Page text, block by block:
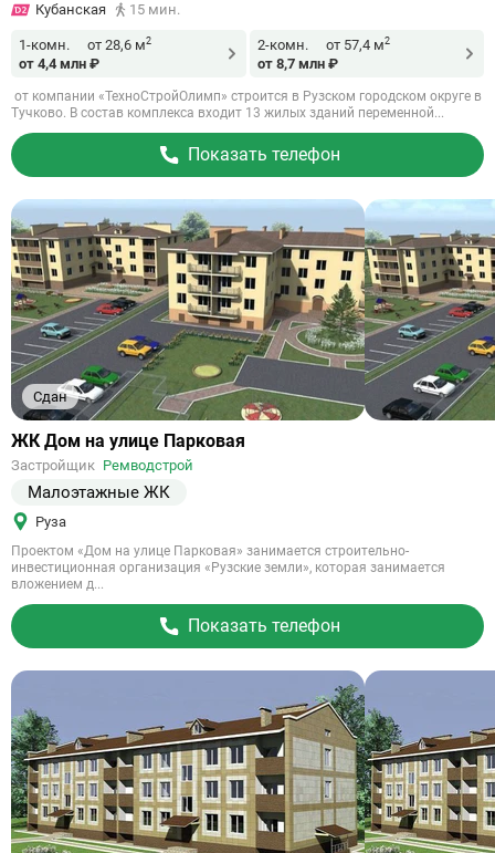
Кубанская
15 мин.
1-комн. от 28,6 м2
от 4,4 млн ₽
2-комн. от 57,4 м2
от 8,7 млн ₽
от компании «ТехноСтройОлимп» строится в Рузском городском округе в
Тучково. В состав комплекса входит 13 жилых зданий переменной...
Показать телефон
Сдан
Ссылка
объект
ЖК Дом на улице Парковая
Застройщик Ремводстрой
Малоэтажные ЖК
Руза
Проектом «Дом на улице Парковая» занимается строительно-
инвестиционная организация «Рузские земли», которая занимается
вложением д...
Показать телефон